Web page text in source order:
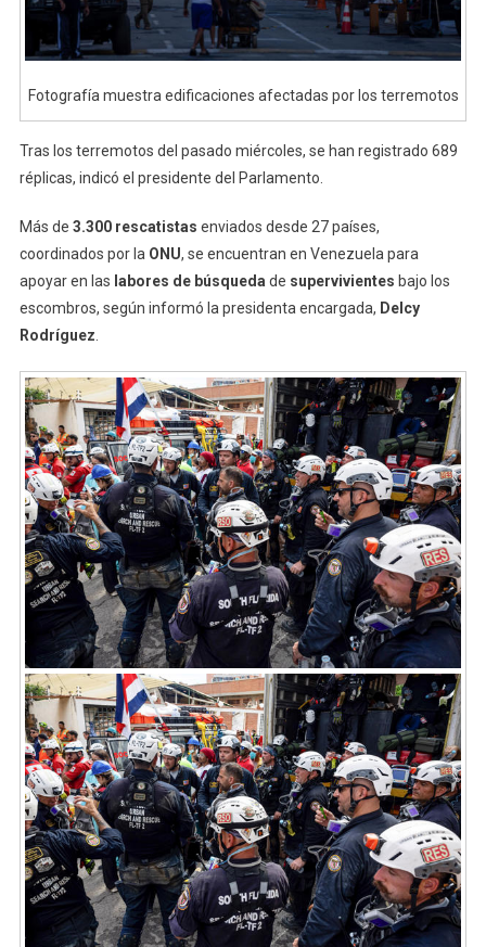
Fotografía muestra edificaciones afectadas por los terremotos
Tras los terremotos del pasado miércoles, se han registrado 689
réplicas, indicó el presidente del Parlamento.
Más de 3.300 rescatistas enviados desde 27 países,
coordinados por la ONU, se encuentran en Venezuela para
apoyar en las labores de búsqueda de supervivientes bajo los
escombros, según informó la presidenta encargada, Delcy
Rodríguez